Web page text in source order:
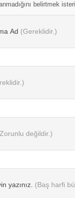
belirtmek
Ad (Gereklidir.)
değildir.)
yazınız. (Baş harfi